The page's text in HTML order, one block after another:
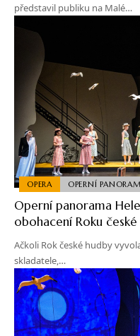
představil publiku na Malé…
OPERA OPERNÍ
Operní panorama
obohacení Roku
Ačkoli Rok české hudby
skladatele,…